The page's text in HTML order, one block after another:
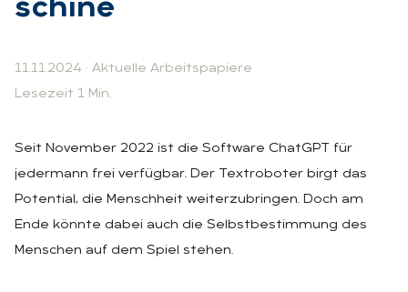
schi­ne
11.11.2024 · Aktuelle Arbeitspapiere
Lesezeit 1 Min.
Seit November 2022 ist die Software ChatGPT für
jedermann frei verfügbar. Der Textroboter birgt das
Potential, die Menschheit weiterzubringen. Doch am
Ende könnte dabei auch die Selbstbestimmung des
Menschen auf dem Spiel stehen.